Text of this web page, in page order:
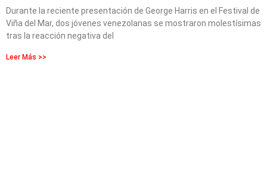
Durante la reciente presentación de George Harris en el Festival de
Viña del Mar, dos jóvenes venezolanas se mostraron molestísimas
tras la reacción negativa del
Leer Más >>